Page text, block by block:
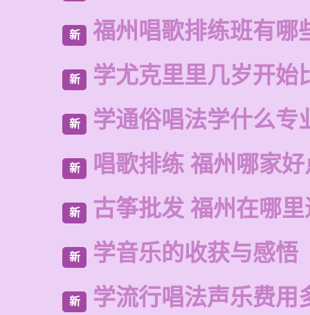
新 福州唱歌排练班有哪
新 学尤克里里几岁开始
新 学通俗唱法学什么专
新 唱歌排练 福州哪家好
新 古筝批发 福州在哪
新 学音乐的收获与感悟
新 学流行唱法声乐费用